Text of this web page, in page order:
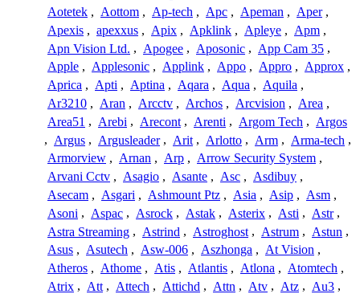
Aotetek , Aottom , Ap-tech , Apc , Apeman , Aper ,
Apexis , apexxus , Apix , Apklink , Apleye , Apm ,
Apn Vision Ltd. , Apogee , Aposonic , App Cam 35 ,
Apple , Applesonic , Applink , Appo , Appro , Approx ,
Aprica , Apti , Aptina , Aqara , Aqua , Aquila ,
Ar3210 , Aran , Arcctv , Archos , Arcvision , Area ,
Area51 , Arebi , Arecont , Arenti , Argom Tech , Argos
, Argus , Argusleader , Arit , Arlotto , Arm , Arma-tech ,
Armorview , Arnan , Arp , Arrow Security System ,
Arvani Cctv , Asagio , Asante , Asc , Asdibuy ,
Asecam , Asgari , Ashmount Ptz , Asia , Asip , Asm ,
Asoni , Aspac , Asrock , Astak , Asterix , Asti , Astr ,
Astra Streaming , Astrind , Astroghost , Astrum , Astun ,
Asus , Asutech , Asw-006 , Aszhonga , At Vision ,
Atheros , Athome , Atis , Atlantis , Atlona , Atomtech ,
Atrix , Att , Attech , Attichd , Attn , Atv , Atz , Au3 ,